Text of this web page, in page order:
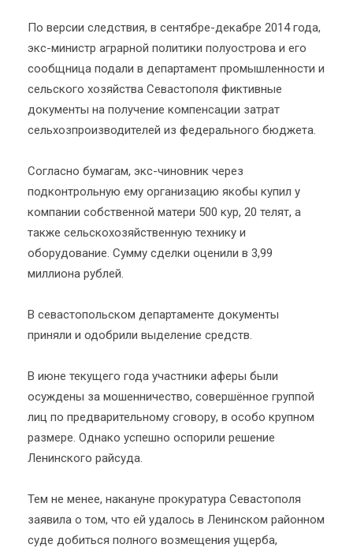
По версии следствия, в сентябре-декабре 2014 года,
экс-министр аграрной политики полуострова и его
сообщница подали в департамент промышленности и
сельского хозяйства Севастополя фиктивные
документы на получение компенсации затрат
сельхозпроизводителей из федерального бюджета.
Согласно бумагам, экс-чиновник через
подконтрольную ему организацию якобы купил у
компании собственной матери 500 кур, 20 телят, а
также сельскохозяйственную технику и
оборудование. Сумму сделки оценили в 3,99
миллиона рублей.
В севастопольском департаменте документы
приняли и одобрили выделение средств.
В июне текущего года участники аферы были
осуждены за мошенничество, совершённое группой
лиц по предварительному сговору, в особо крупном
размере. Однако успешно оспорили решение
Ленинского райсуда.
Тем не менее, накануне прокуратура Севастополя
заявила о том, что ей удалось в Ленинском районном
суде добиться полного возмещения ущерба,